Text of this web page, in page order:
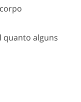
quanto alguns